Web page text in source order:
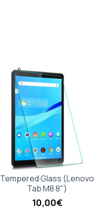
Tempered Glass (Lenovo
Tab M8 8")
10,00€